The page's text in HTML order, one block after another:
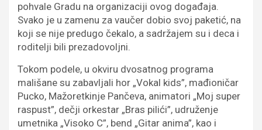
pohvale Gradu na organizaciji ovog događaja.
Svako je u zamenu za vaučer dobio svoj paketić, na
koji se nije predugo čekalo, a sadržajem su i deca i
roditelji bili prezadovoljni.
Tokom podele, u okviru dvosatnog programa
mališane su zabavljali hor „Vokal kids”, mađioničar
Pucko, Mažoretkinje Pančeva, animatori „Moj super
raspust”, dečji orkestar „Bras pilići”, udruženje
umetnika „Visoko C”, bend „Gitar anima”, kao i